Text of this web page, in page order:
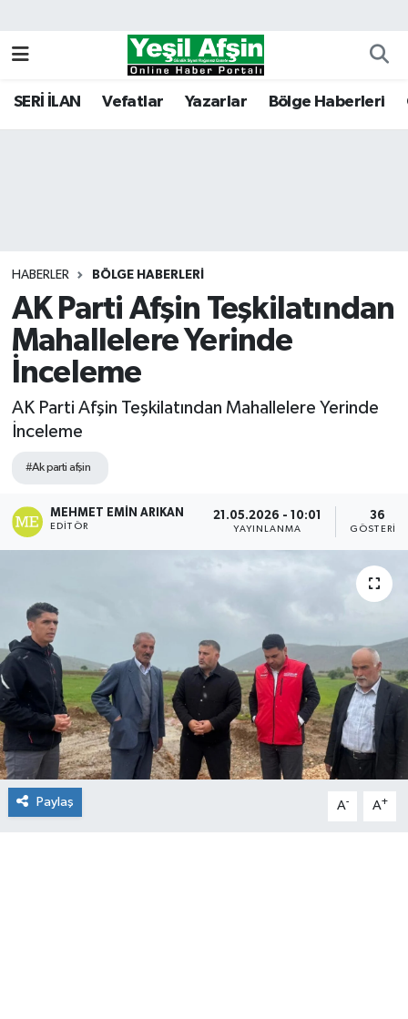
SERİ İLAN Vefatlar Yazarlar Bölge Haberleri
HABERLER BÖLGE HABERLERI
AK Parti Afşin Teşkilatından
Mahallelere Yerinde
İnceleme
AK Parti Afşin Teşkilatından Mahallelere Yerinde
İnceleme
#Ak parti afşin
MEHMET EMIN ARIKAN
EDITÖR
21.05.2026 - 10:01
YAYINLANMA
36
GÖSTERIM
Paylaş A- A+
Kahramanmaraş Nöbetçi Eczaneler
Tüm Manşetler
Son Dakika Haberleri